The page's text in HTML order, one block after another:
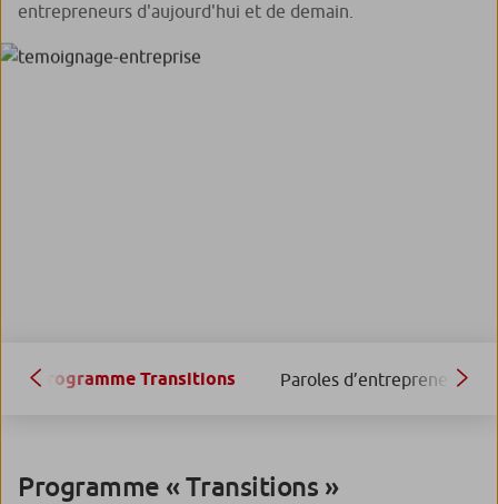
entrepreneurs d'aujourd'hui et de demain.
Programme Transitions Paroles d’entrepreneurs
Programme « Transitions »